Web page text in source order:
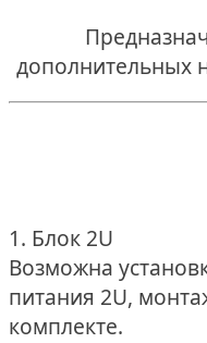
дополнительных
1. Блок 2U
Возможна
питания 2U,
комплекте.